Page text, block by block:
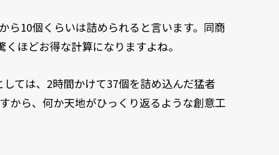
ら10個くらいは詰められると言います。同商
ほどお得な計算になりますよね。
ては、2時間かけて37個を詰め込んだ猛者
から、何か天地がひっくり返るような創意工